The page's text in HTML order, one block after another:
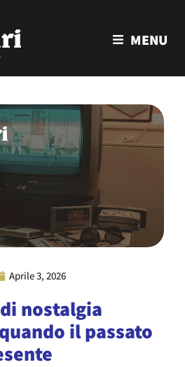
MENU
Aprile 3, 2026
nostalgia
il passato